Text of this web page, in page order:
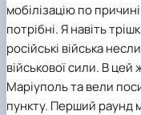
мобілізацію по
потрібні. Я навіть
російські війська
військової сили. В цей
Маріуполь та вели
пункту. Перший раунд